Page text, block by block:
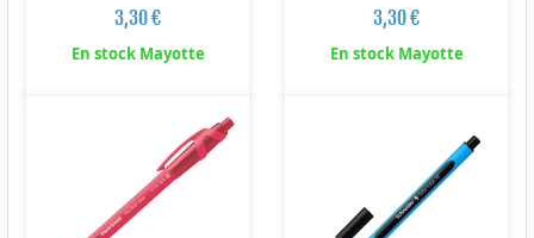
3,30 €
En stock Mayotte
3,30 €
En stock Mayotte